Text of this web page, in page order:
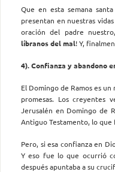
Que en esta semana
presentan en nuestras
oración del padre nuestro,
líbranos del mal! Y,
4). Confianza y abandono
El Domingo de Ramos es
promesas. Los creyentes
Jerusalén en Domingo de
Antiguo Testamento, lo
Pero, si esa confianza en
Y eso fue lo que ocurrió
después apuntaba a su